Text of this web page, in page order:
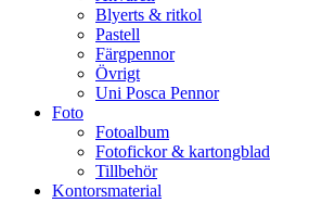
Blyerts & ritkol
Pastell
Färgpennor
Övrigt
Uni Posca Pennor
Foto
Fotoalbum
Fotofickor & kartongblad
Tillbehör
Kontorsmaterial